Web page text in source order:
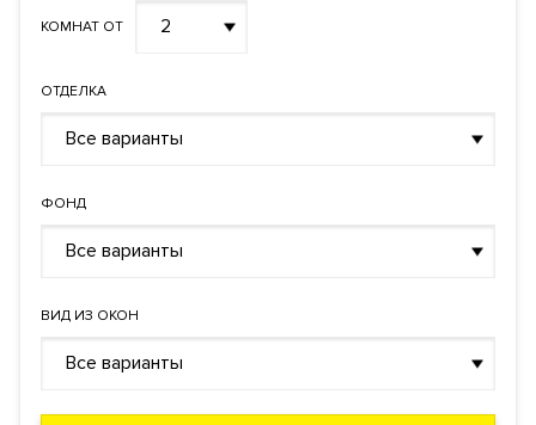
КОМНАТ ОТ 2
ОТДЕЛКА
Все варианты
ФОНД
Все варианты
ВИД ИЗ ОКОН
Все варианты